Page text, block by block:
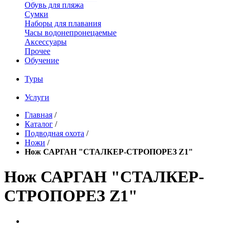
Обувь для пляжа
Сумки
Наборы для плавания
Часы водонепронецаемые
Аксессуары
Прочее
Обучение
Туры
Услуги
Главная /
Каталог /
Подводная охота /
Ножи /
Нож САРГАН "СТАЛКЕР-СТРОПОРЕЗ Z1"
Нож САРГАН "СТАЛКЕР-
СТРОПОРЕЗ Z1"